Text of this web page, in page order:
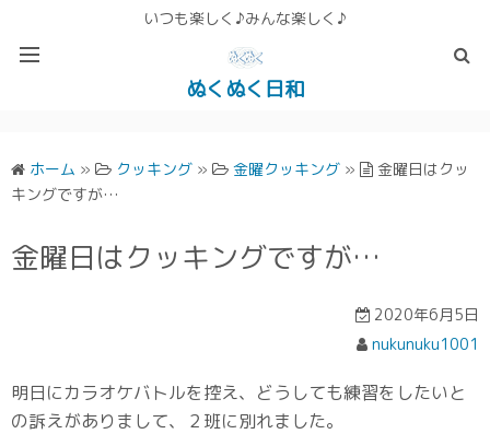
いつも楽しく♪みんな楽しく♪
ぬくぬく日和
ホーム » クッキング » 金曜クッキング »
金曜日はクッ
キングですが…
金曜日はクッキングですが…
2020年6月5日
nukunuku1001
明日にカラオケバトルを控え、どうしても練習をしたいと
の訴えがありまして、２班に別れました。